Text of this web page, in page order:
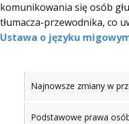
komunikowania się osób
tłumacza-przewodnika, co
Ustawa o języku
Najnowsze zmiany w
Podstawowe prawa